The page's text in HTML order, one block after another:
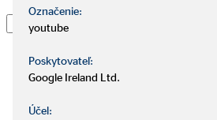
Prečítal som si vyhlásenie o
tým, že spoločnosť OVB
informácie a kontaktné údaje,
ma kontaktoval ohľadom mojej
e-mailovej adresy a telefónneho
Označenie:
youtube
Poskytovateľ:
Google Ireland Ltd.
Účel: